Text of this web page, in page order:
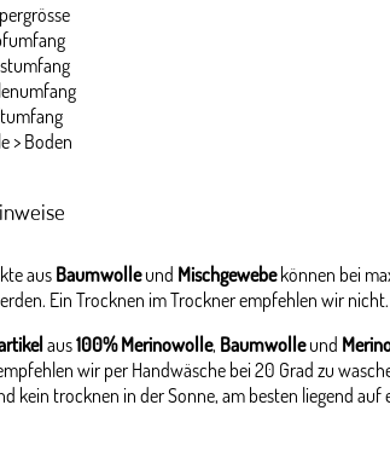
> Boden
ausBaumwolleund Mischgewebekönnen bei
Ein Trocknen im Trockner empfehlen wir nicht.
aus100% Merinowolle, Baumwolleund
wir per Handwäsche bei 20 Grad zu
kein trocknen in der Sonne, am besten liegend